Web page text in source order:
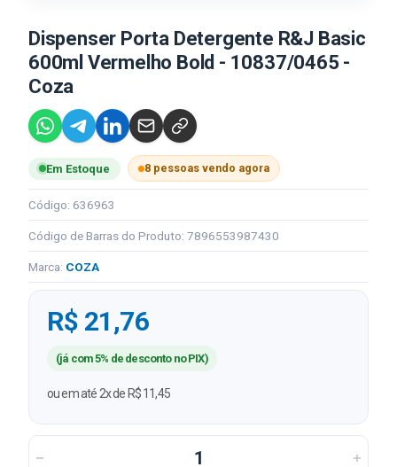
Dispenser Porta Detergente R&J Basic
600ml Vermelho Bold - 10837/0465 -
Coza
Em Estoque 8 pessoas vendo agora
Código: 636963
Código de Barras do Produto: 7896553987430
Marca: COZA
R$ 21,76
(já com 5% de desconto no PIX)
ou em até 2x de R$ 11,45